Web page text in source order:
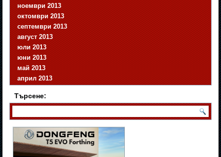
ноември 2013
октомври 2013
септември 2013
август 2013
юли 2013
юни 2013
май 2013
април 2013
Търсене: